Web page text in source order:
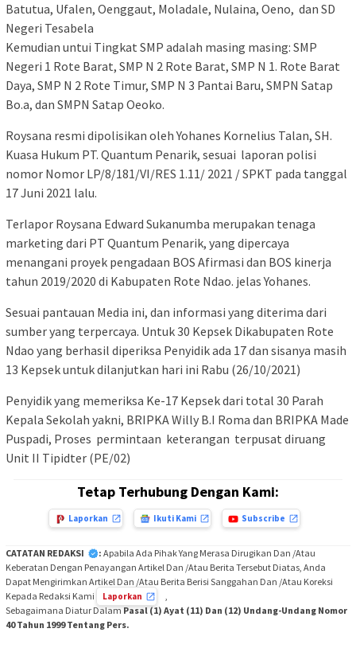
Batutua, Ufalen, Oenggaut, Moladale, Nulaina, Oeno, dan SD
Negeri Tesabela
Kemudian untui Tingkat SMP adalah masing masing: SMP
Negeri 1 Rote Barat, SMP N 2 Rote Barat, SMP N 1. Rote Barat
Daya, SMP N 2 Rote Timur, SMP N 3 Pantai Baru, SMPN Satap
Bo.a, dan SMPN Satap Oeoko.
Roysana resmi dipolisikan oleh Yohanes Kornelius Talan, SH.
Kuasa Hukum PT. Quantum Penarik, sesuai laporan polisi
nomor Nomor LP/8/181/VI/RES 1.11/ 2021 / SPKT pada tanggal
17 Juni 2021 lalu.
Terlapor Roysana Edward Sukanumba merupakan tenaga
marketing dari PT Quantum Penarik, yang dipercaya
menangani proyek pengadaan BOS Afirmasi dan BOS kinerja
tahun 2019/2020 di Kabupaten Rote Ndao. jelas Yohanes.
Sesuai pantauan Media ini, dan informasi yang diterima dari
sumber yang terpercaya. Untuk 30 Kepsek Dikabupaten Rote
Ndao yang berhasil diperiksa Penyidik ada 17 dan sisanya masih
13 Kepsek untuk dilanjutkan hari ini Rabu (26/10/2021)
Penyidik yang memeriksa Ke-17 Kepsek dari total 30 Parah
Kepala Sekolah yakni, BRIPKA Willy B.I Roma dan BRIPKA Made
Puspadi, Proses permintaan keterangan terpusat diruang
Unit II Tipidter (PE/02)
Tetap Terhubung Dengan Kami:
Laporkan Ikuti Kami Subscribe
CATATAN REDAKSI : Apabila Ada Pihak Yang Merasa Dirugikan Dan /Atau
Keberatan Dengan Penayangan Artikel Dan /Atau Berita Tersebut Diatas, Anda
Dapat Mengirimkan Artikel Dan /Atau Berita Berisi Sanggahan Dan /Atau Koreksi
Kepada Redaksi Kami
Laporkan
Sebagaimana Diatur DalamPasal (1) Ayat (11) Dan (12) Undang-Undang Nomor
40 Tahun 1999 Tentang Pers.